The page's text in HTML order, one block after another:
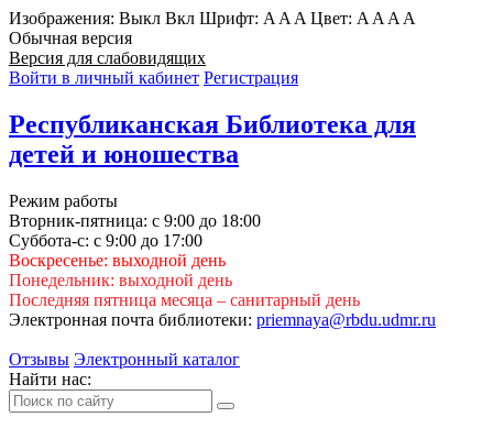
Изображения: Выкл Вкл Шрифт: A A A Цвет: A A A A
Обычная версия
Версия для слабовидящих
Войти в личный кабинет Регистрация
Республиканская Библиотека для
детей и юношества
Режим работы
Вторник-пятница: с 9:00 до 18:00
Суббота-с: с 9:00 до 17:00
Воскресенье: выходной день
Понедельник: выходной день
Последняя пятница месяца – санитарный день
Электронная почта библиотеки: priemnaya@rbdu.udmr.ru
Отзывы Электронный каталог
Найти нас: